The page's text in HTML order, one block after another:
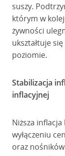
suszy.
którym w
żywności
ukształtuje
poziomie.
Stabilizacja
inflacyjnej
Niższa inflacja
wyłączeniu
oraz